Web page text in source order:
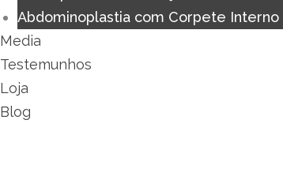
Abdominoplastia com Corpete Interno
Media
Testemunhos
Loja
Blog